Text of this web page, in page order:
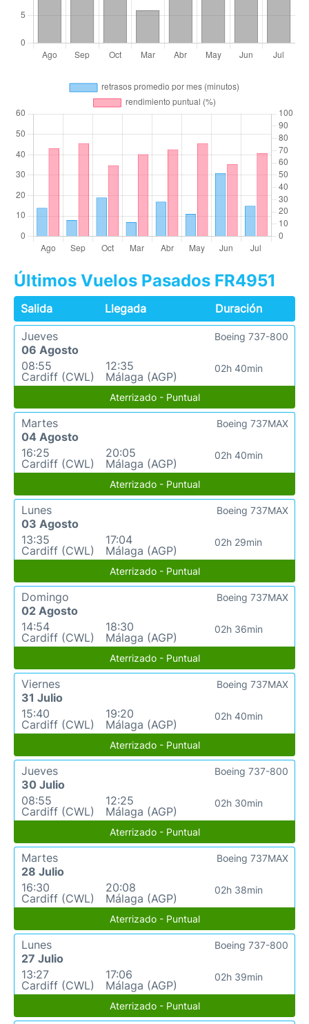
Últimos Vuelos Pasados FR4951
Salida Llegada
Duración
Jueves
06 Agosto
08:55
Cardiff (CWL)
12:35
Málaga (AGP)
02h 40min
Boeing 737-800
Aterrizado - Puntual
Martes
04 Agosto
16:25
Cardiff (CWL)
20:05
Málaga (AGP)
02h 40min
Boeing 737MAX
Aterrizado - Puntual
Lunes
03 Agosto
13:35
Cardiff (CWL)
17:04
Málaga (AGP)
02h 29min
Boeing 737MAX
Aterrizado - Puntual
Domingo
02 Agosto
14:54
Cardiff (CWL)
18:30
Málaga (AGP)
02h 36min
Boeing 737MAX
Aterrizado - Puntual
Viernes
31 Julio
15:40
Cardiff (CWL)
19:20
Málaga (AGP)
02h 40min
Boeing 737MAX
Aterrizado - Puntual
Jueves
30 Julio
08:55
Cardiff (CWL)
12:25
Málaga (AGP)
02h 30min
Boeing 737-800
Aterrizado - Puntual
Martes
28 Julio
16:30
Cardiff (CWL)
20:08
Málaga (AGP)
02h 38min
Boeing 737MAX
Aterrizado - Puntual
Lunes
27 Julio
13:27
Cardiff (CWL)
17:06
Málaga (AGP)
02h 39min
Boeing 737-800
Aterrizado - Puntual